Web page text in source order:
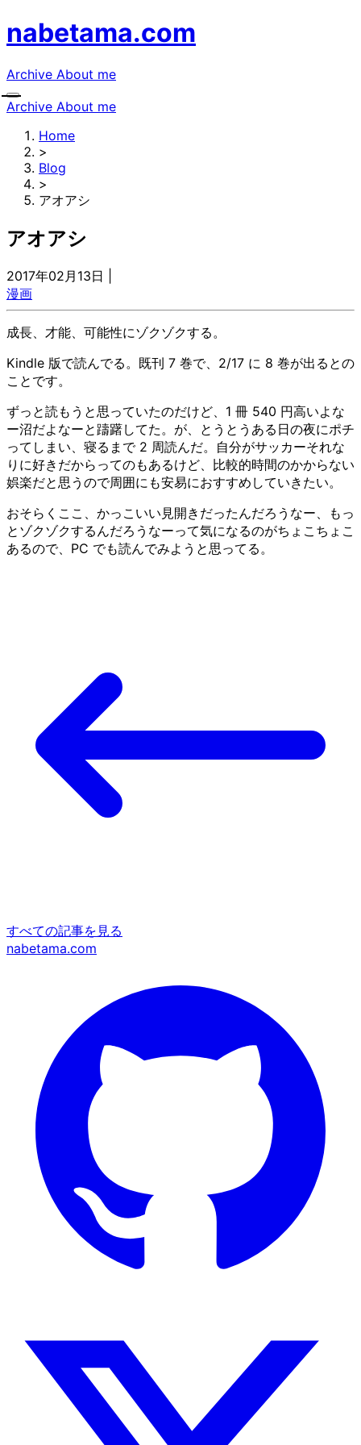
nabetama.com
Archive About me
Archive About me
Home
>
Blog
>
アオアシ
アオアシ
2017年02月13日
漫画
成長、才能、可能性にゾクゾクする。
Kindle 版で読んでる。既刊 7 巻で、2/17 に 8 巻が出るとの
ことです。
ずっと読もうと思っていたのだけど、1 冊 540 円高いよな
ー沼だよなーと躊躇してた。が、とうとうある日の夜にポチ
ってしまい、寝るまで 2 周読んだ。自分がサッカーそれな
りに好きだからってのもあるけど、比較的時間のかからない
娯楽だと思うので周囲にも安易におすすめしていきたい。
おそらくここ、かっこいい見開きだったんだろうなー、もっ
とゾクゾクするんだろうなーって気になるのがちょこちょこ
あるので、PC でも読んでみようと思ってる。
すべての記事を見る
nabetama.com